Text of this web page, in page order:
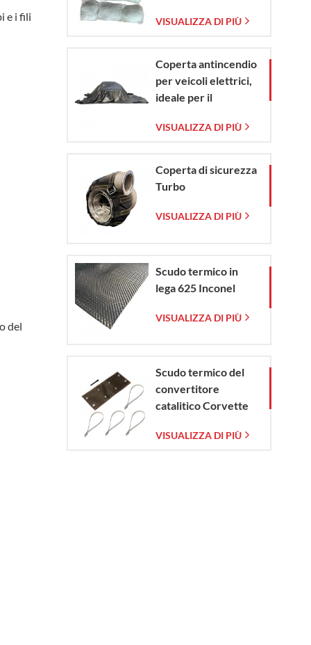
e i fili
del
vetro intrecciata
VISUALIZZA DI PIÙ
Coperta antincendio
per veicoli elettrici,
ideale per il
emergenze in caso di
elettrici e
automobili.
VISUALIZZA DI PIÙ
Coperta di sicurezza
Turbo
VISUALIZZA DI PIÙ
Scudo termico in
lega 625 Inconel
VISUALIZZA DI PIÙ
Scudo termico del
convertitore
catalitico Corvette
VISUALIZZA DI PIÙ